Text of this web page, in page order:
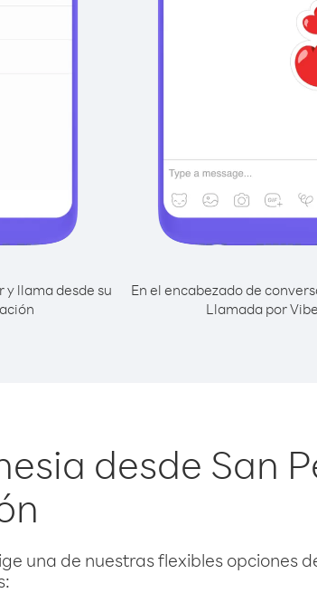
llama desde su
En el encabezado de
Llamada por
desde San
una de nuestras flexibles opciones